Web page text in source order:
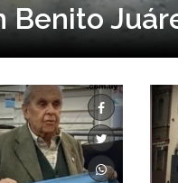
Benito